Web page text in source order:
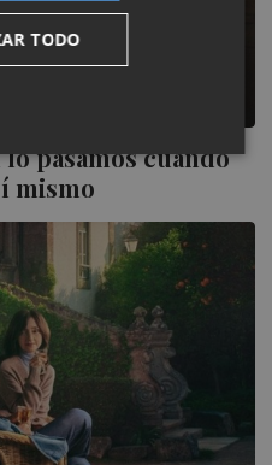
pasamos cuando
mismo
TODO